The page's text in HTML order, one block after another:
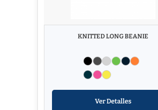
KNITTED LONG BEANIE
Ver Detalles